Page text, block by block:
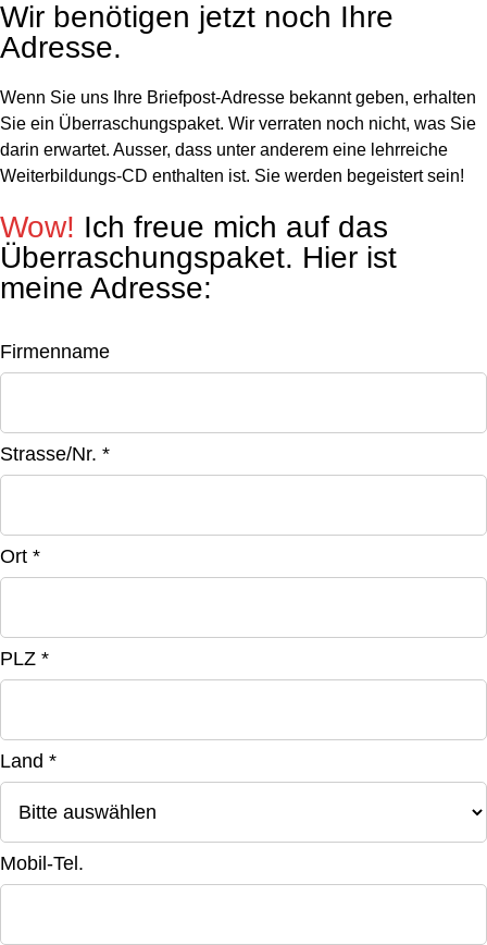
Wir benötigen jetzt noch Ihre
Adresse.
Wenn Sie uns Ihre Briefpost-Adresse bekannt geben, erhalten
Sie ein Überraschungspaket. Wir verraten noch nicht, was Sie
darin erwartet. Ausser, dass unter anderem eine lehrreiche
Weiterbildungs-CD enthalten ist. Sie werden begeistert sein!
Wow! Ich freue mich auf das
Überraschungspaket. Hier ist
meine Adresse:
Firmenname
Strasse/Nr. *
Ort *
PLZ *
Land *
Mobil-Tel.